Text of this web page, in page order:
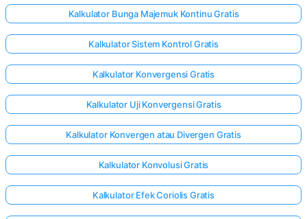
Kalkulator Bunga Majemuk Kontinu Gratis
Kalkulator Sistem Kontrol Gratis
Kalkulator Konvergensi Gratis
Kalkulator Uji Konvergensi Gratis
Kalkulator Konvergen atau Divergen Gratis
Kalkulator Konvolusi Gratis
Kalkulator Efek Coriolis Gratis